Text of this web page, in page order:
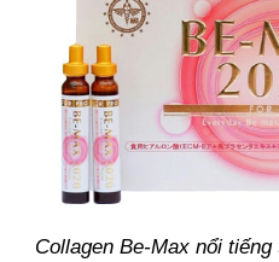
Collagen Be-Max nổi